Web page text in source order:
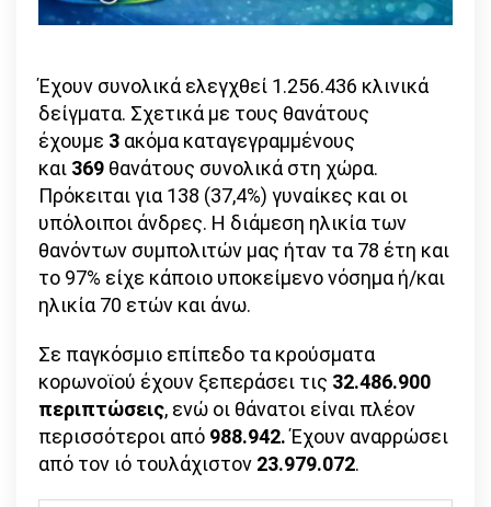
Έχουν συνολικά ελεγχθεί 1.256.436 κλινικά
δείγματα. Σχετικά με τους θανάτους
έχουμε 3 ακόμα καταγεγραμμένους
και 369 θανάτους συνολικά στη χώρα.
Πρόκειται για 138 (37,4%) γυναίκες και οι
υπόλοιποι άνδρες. Η διάμεση ηλικία των
θανόντων συμπολιτών μας ήταν τα 78 έτη και
το 97% είχε κάποιο υποκείμενο νόσημα ή/και
ηλικία 70 ετών και άνω.
Σε παγκόσμιο επίπεδο τα κρούσματα
κορωνοϊού έχουν ξεπεράσει τις 32.486.900
περιπτώσεις, ενώ οι θάνατοι είναι πλέον
περισσότεροι από 988.942.Έχουν αναρρώσει
από τον ιό τουλάχιστον 23.979.072.